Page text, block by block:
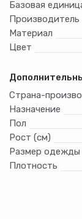
Стандарт:ГОСТ
Для полного
Брюки-
Базовая
Производитель
Материал
Цвет
Страна-
Назначение
Пол
Рост (см)
Размер одежды
Плотность